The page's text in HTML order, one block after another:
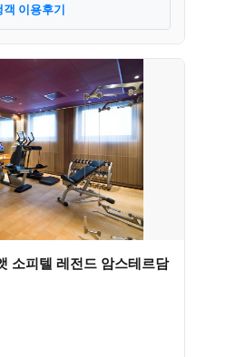
객 이용후기
소피텔 레전드 암스테르담